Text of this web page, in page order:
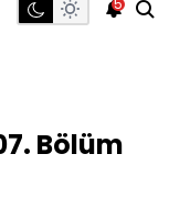
5
Bölüm